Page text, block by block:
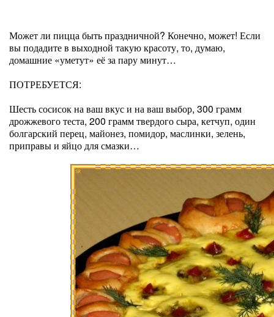
Может ли пицца быть праздничной? Конечно, может! Если
вы подадите в выходной такую красоту, то, думаю,
домашние «уметут» её за пару минут…
ПОТРЕБУЕТСЯ:
Шесть сосисок на ваш вкус и на ваш выбор, 300 грамм
дрожжевого теста, 200 грамм твердого сыра, кетчуп, один
болгарский перец, майонез, помидор, маслинки, зелень,
приправы и яйцо для смазки…